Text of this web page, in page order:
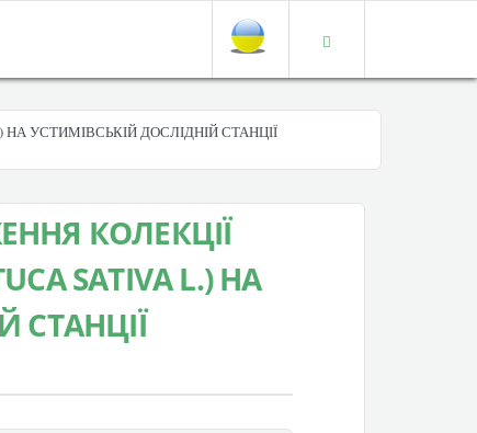
УСТИМІВСЬКІЙ ДОСЛІДНІЙ СТАНЦІЇ
КОЛЕКЦІЇ
SATIVA L.) НА
СТАНЦІЇ